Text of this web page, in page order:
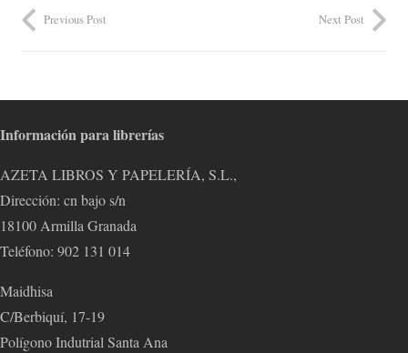
Previous Post Next Post
Información para librerías
AZETA LIBROS Y PAPELERÍA, S.L.,
Dirección: cn bajo s/n
18100 Armilla Granada
Teléfono: 902 131 014
Maidhisa
C/Berbiquí, 17-19
Polígono Indutrial Santa Ana